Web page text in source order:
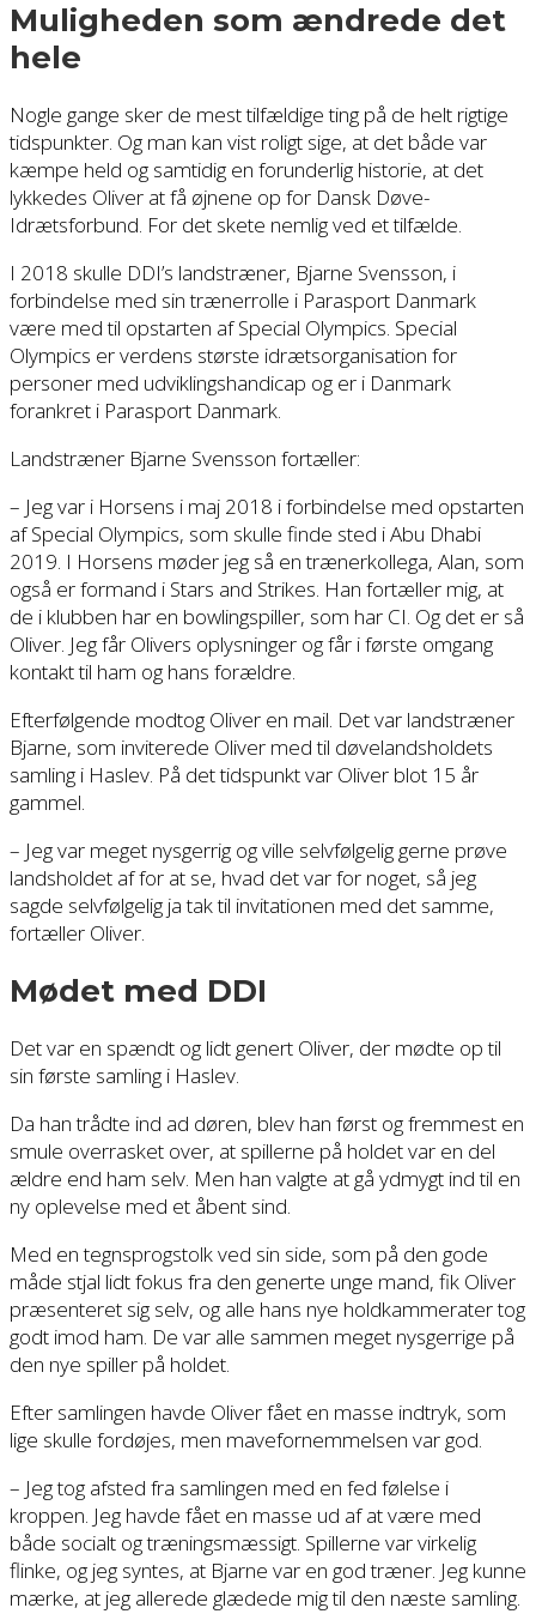
Muligheden som ændrede det
hele
Nogle gange sker de mest tilfældige ting på de helt rigtige
tidspunkter. Og man kan vist roligt sige, at det både var
kæmpe held og samtidig en forunderlig historie, at det
lykkedes Oliver at få øjnene op for Dansk Døve-
Idrætsforbund. For det skete nemlig ved et tilfælde.
I 2018 skulle DDI’s landstræner, Bjarne Svensson, i
forbindelse med sin trænerrolle i Parasport Danmark
være med til opstarten af Special Olympics. Special
Olympics er verdens største idrætsorganisation for
personer med udviklingshandicap og er i Danmark
forankret i Parasport Danmark.
Landstræner Bjarne Svensson fortæller:
– Jeg var i Horsens i maj 2018 i forbindelse med opstarten
af Special Olympics, som skulle finde sted i Abu Dhabi
2019. I Horsens møder jeg så en trænerkollega, Alan, som
også er formand i Stars and Strikes. Han fortæller mig, at
de i klubben har en bowlingspiller, som har CI. Og det er så
Oliver. Jeg får Olivers oplysninger og får i første omgang
kontakt til ham og hans forældre.
Efterfølgende modtog Oliver en mail. Det var landstræner
Bjarne, som inviterede Oliver med til døvelandsholdets
samling i Haslev. På det tidspunkt var Oliver blot 15 år
gammel.
– Jeg var meget nysgerrig og ville selvfølgelig gerne prøve
landsholdet af for at se, hvad det var for noget, så jeg
sagde selvfølgelig ja tak til invitationen med det samme,
fortæller Oliver.
Mødet med DDI
Det var en spændt og lidt genert Oliver, der mødte op til
sin første samling i Haslev.
Da han trådte ind ad døren, blev han først og fremmest en
smule overrasket over, at spillerne på holdet var en del
ældre end ham selv. Men han valgte at gå ydmygt ind til en
ny oplevelse med et åbent sind.
Med en tegnsprogstolk ved sin side, som på den gode
måde stjal lidt fokus fra den generte unge mand, fik Oliver
præsenteret sig selv, og alle hans nye holdkammerater tog
godt imod ham. De var alle sammen meget nysgerrige på
den nye spiller på holdet.
Efter samlingen havde Oliver fået en masse indtryk, som
lige skulle fordøjes, men mavefornemmelsen var god.
– Jeg tog afsted fra samlingen med en fed følelse i
kroppen. Jeg havde fået en masse ud af at være med
både socialt og træningsmæssigt. Spillerne var virkelig
flinke, og jeg syntes, at Bjarne var en god træner. Jeg kunne
mærke, at jeg allerede glædede mig til den næste samling.